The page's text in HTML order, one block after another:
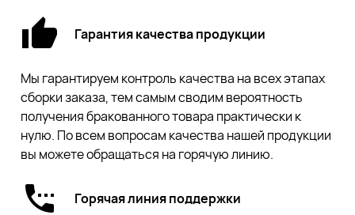
Гарантия качества продукции
Мы гарантируем контроль качества на всех этапах
сборки заказа, тем самым сводим вероятность
получения бракованного товара практически к
нулю. По всем вопросам качества нашей продукции
вы можете обращаться на горячую линию.
Горячая линия поддержки